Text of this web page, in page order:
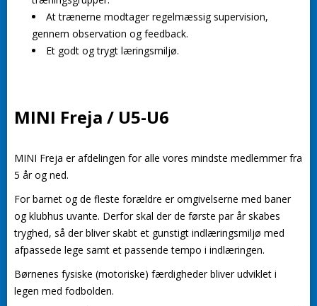
At trænerne modtager regelmæssig supervision,
gennem observation og feedback.
Et godt og trygt læringsmiljø.
MINI Freja / U5-U6
MINI Freja er afdelingen for alle vores mindste medlemmer fra
5 år og ned.
For barnet og de fleste forældre er omgivelserne med baner
og klubhus uvante. Derfor skal der de første par år skabes
tryghed, så der bliver skabt et gunstigt indlæringsmiljø med
afpassede lege samt et passende tempo i indlæringen.
Børnenes fysiske (motoriske) færdigheder bliver udviklet i
legen med fodbolden.